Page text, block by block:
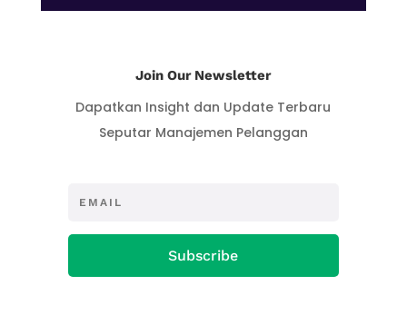
Join Our Newsletter
Dapatkan Insight dan Update Terbaru
Seputar Manajemen Pelanggan
Subscribe